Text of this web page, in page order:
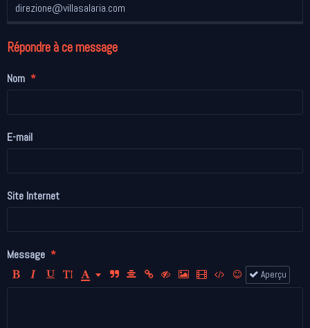
direzione@villasalaria.com
Répondre à ce message
Nom
E-mail
Site Internet
Message
Aperçu